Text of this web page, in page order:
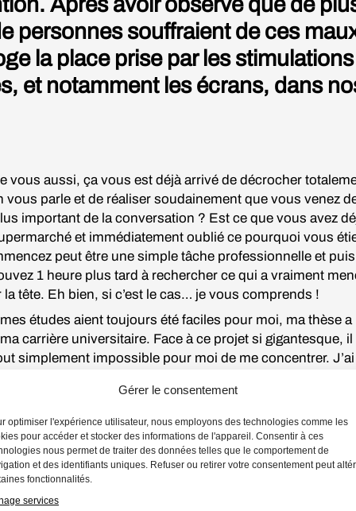
Gérer le consentement
optimiser l'expérience utilisateur, nous employons des technologies comme les
pour accéder et stocker des informations de l'appareil. Consentir à ces
nous permet de traiter des données telles que le comportement de
et des identifiants uniques. Refuser ou retirer votre consentement peut
fonctionnalités.
services
personnes souffraient de ces
la place prise par les stimulations
et notamment les écrans, dans
vous aussi, ça vous est déjà arrivé de décrocher
vous parle et de réaliser soudainement que vous venez
important de la conversation ? Est ce que vous avez
et immédiatement oublié ce pourquoi vous
peut être une simple tâche professionnelle et
1 heure plus tard à rechercher ce qui a vraiment
la tête. Eh bien, si c’est le cas… je vous comprends !
études aient toujours été faciles pour moi, ma thèse a
carrière universitaire. Face à ce projet si gigantesque, il
simplement impossible pour moi de me concentrer.
Elle m’a écouté attentivement, puis m’a posé une
interloquée. « As-tu déjà pensé que tu pouvais souffrir
l’attention ? » Depuis ce jour, j’ai commencé à me
comme ça que j’ai découvert que je n’étais pas la seule
personnes autour de moi étaient concernées. C’est